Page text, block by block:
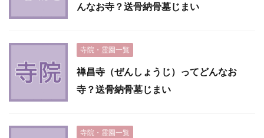
んなお寺？送骨納骨墓じまい
寺院・霊園一覧
禅昌寺（ぜんしょうじ）ってどんなお
寺？送骨納骨墓じまい
寺院・霊園一覧